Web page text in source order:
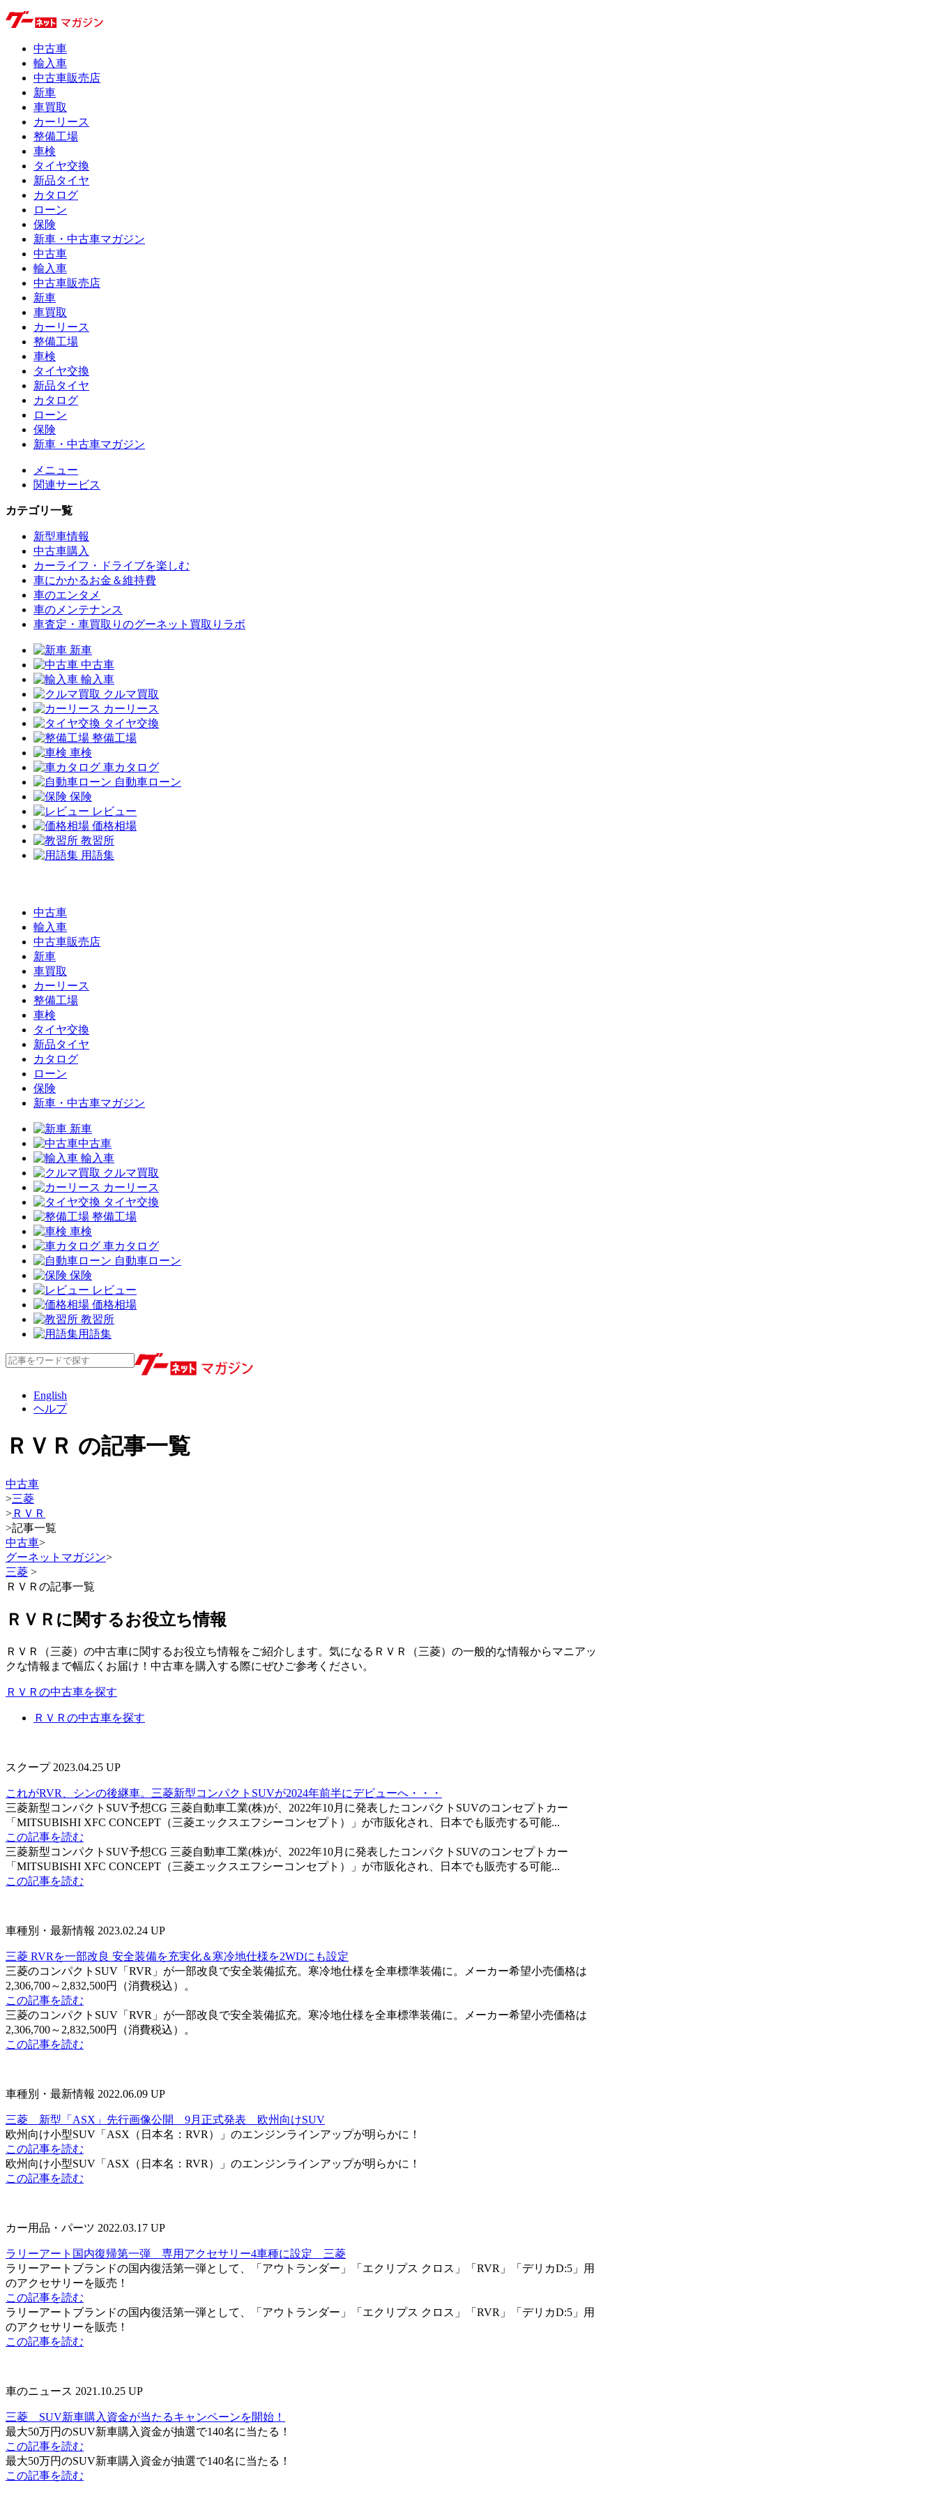
中古車
輸入車
中古車販売店
新車
車買取
カーリース
整備工場
車検
タイヤ交換
新品タイヤ
カタログ
ローン
保険
新車・中古車マガジン
中古車
輸入車
中古車販売店
新車
車買取
カーリース
整備工場
車検
タイヤ交換
新品タイヤ
カタログ
ローン
保険
新車・中古車マガジン
メニュー
関連サービス
カテゴリ一覧
新型車情報
中古車購入
カーライフ・ドライブを楽しむ
車にかかるお金＆維持費
車のエンタメ
車のメンテナンス
車査定・車買取りのグーネット買取りラボ
新車
中古車
輸入車
クルマ買取
カーリース
タイヤ交換
整備工場
車検
車カタログ
自動車ローン
保険
レビュー
価格相場
教習所
用語集
中古車
輸入車
中古車販売店
新車
車買取
カーリース
整備工場
車検
タイヤ交換
新品タイヤ
カタログ
ローン
保険
新車・中古車マガジン
新車
中古車
輸入車
クルマ買取
カーリース
タイヤ交換
整備工場
車検
車カタログ
自動車ローン
保険
レビュー
価格相場
教習所
用語集
English
ヘルプ
ＲＶＲ の記事一覧
中古車
>三菱
> ＲＶＲ
>記事一覧
中古車>
グーネットマガジン>
三菱 >
ＲＶＲの記事一覧
ＲＶＲに関するお役立ち情報
ＲＶＲ（三菱）の中古車に関するお役立ち情報をご紹介します。気になるＲＶＲ（三菱）の一般的な情報からマニアッ
クな情報まで幅広くお届け！中古車を購入する際にぜひご参考ください。
ＲＶＲの中古車を探す
ＲＶＲの中古車を探す
スクープ 2023.04.25 UP
これがRVR、シンの後継車。三菱新型コンパクトSUVが2024年前半にデビューへ・・・
三菱新型コンパクトSUV予想CG 三菱自動車工業(株)が、2022年10月に発表したコンパクトSUVのコンセプトカー
「MITSUBISHI XFC CONCEPT（三菱エックスエフシーコンセプト）」が市販化され、日本でも販売する可能...
この記事を読む
三菱新型コンパクトSUV予想CG 三菱自動車工業(株)が、2022年10月に発表したコンパクトSUVのコンセプトカー
「MITSUBISHI XFC CONCEPT（三菱エックスエフシーコンセプト）」が市販化され、日本でも販売する可能...
この記事を読む
車種別・最新情報 2023.02.24 UP
三菱 RVRを一部改良 安全装備を充実化＆寒冷地仕様を2WDにも設定
三菱のコンパクトSUV「RVR」が一部改良で安全装備拡充。寒冷地仕様を全車標準装備に。メーカー希望小売価格は
2,306,700～2,832,500円（消費税込）。
この記事を読む
三菱のコンパクトSUV「RVR」が一部改良で安全装備拡充。寒冷地仕様を全車標準装備に。メーカー希望小売価格は
2,306,700～2,832,500円（消費税込）。
この記事を読む
車種別・最新情報 2022.06.09 UP
三菱 新型「ASX」先行画像公開 9月正式発表 欧州向けSUV
欧州向け小型SUV「ASX（日本名：RVR）」のエンジンラインアップが明らかに！
この記事を読む
欧州向け小型SUV「ASX（日本名：RVR）」のエンジンラインアップが明らかに！
この記事を読む
カー用品・パーツ 2022.03.17 UP
ラリーアート国内復帰第一弾 専用アクセサリー4車種に設定 三菱
ラリーアートブランドの国内復活第一弾として、「アウトランダー」「エクリプス クロス」「RVR」「デリカD:5」用
のアクセサリーを販売！
この記事を読む
ラリーアートブランドの国内復活第一弾として、「アウトランダー」「エクリプス クロス」「RVR」「デリカD:5」用
のアクセサリーを販売！
この記事を読む
車のニュース 2021.10.25 UP
三菱 SUV新車購入資金が当たるキャンペーンを開始！
最大50万円のSUV新車購入資金が抽選で140名に当たる！
この記事を読む
最大50万円のSUV新車購入資金が抽選で140名に当たる！
この記事を読む